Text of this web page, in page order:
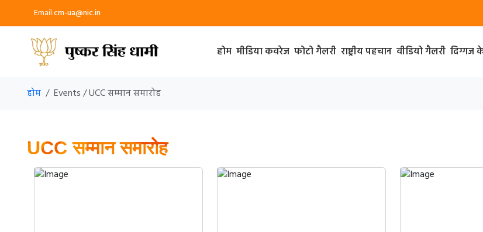
Email:cm-ua@nic.in
होम मीडिया कवरेज फोटो गैलरी राष्ट्रीय पहचान वीडियो गैलरी दिग्गज
होम Events / UCC सम्मान समारोह
UCC सम्मान समारोह